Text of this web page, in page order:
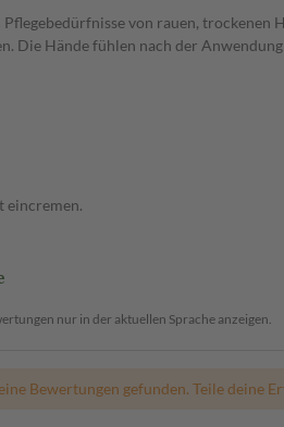
von rauen,
Die Hände fühlen nach der
eincremen.
nur in der aktuellen Sprache anzeigen.
Bewertungen gefunden. Teile deine